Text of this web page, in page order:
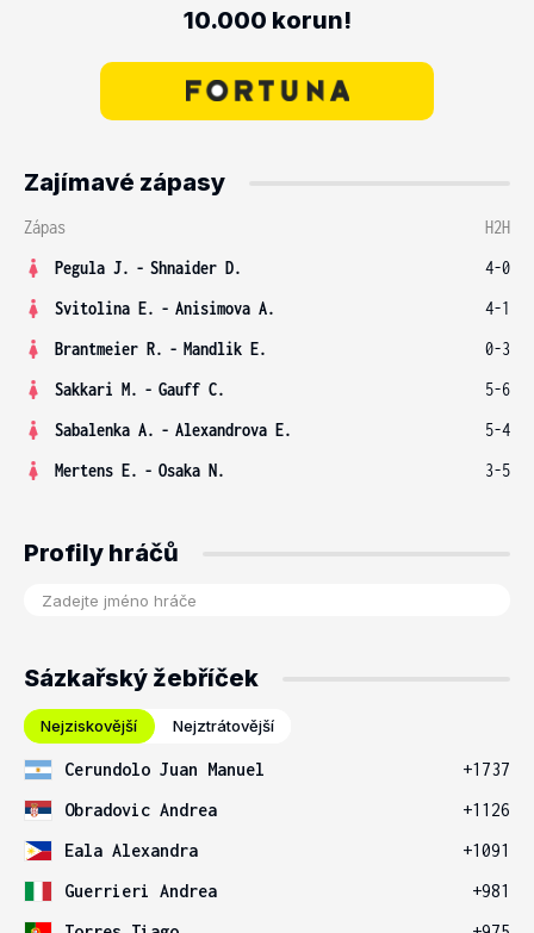
10.000 korun!
Zajímavé zápasy
Zápas
H2H
Pegula J. - Shnaider D.
4-0
Svitolina E. - Anisimova A.
4-1
Brantmeier R. - Mandlik E.
0-3
Sakkari M. - Gauff C.
5-6
Sabalenka A. - Alexandrova E.
5-4
Mertens E. - Osaka N. 3-5
Profily hráčů
Sázkařský žebříček
Nejziskovější Nejztrátovější
Cerundolo Juan Manuel
+1737
Obradovic Andrea
+1126
Eala Alexandra
+1091
Guerrieri Andrea
+981